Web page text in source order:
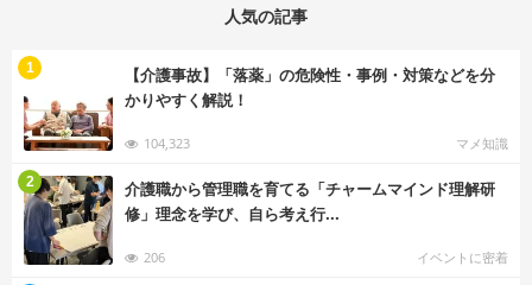
人気の記事
【介護事故】「落薬」の危険性・事例・対策などを分
かりやすく解説！
104,323 マメ知識
1
介護職から管理職を育てる「チャームマインド理解研
修」理念を学び、自ら考え行...
206 イベントに密着
2